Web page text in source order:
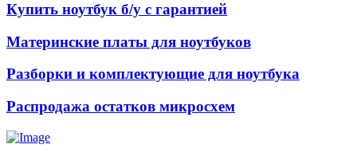
Купить ноутбук б/у с гарантией
Материнские платы для ноутбуков
Разборки и комплектующие для ноутбука
Распродажа остатков микросхем